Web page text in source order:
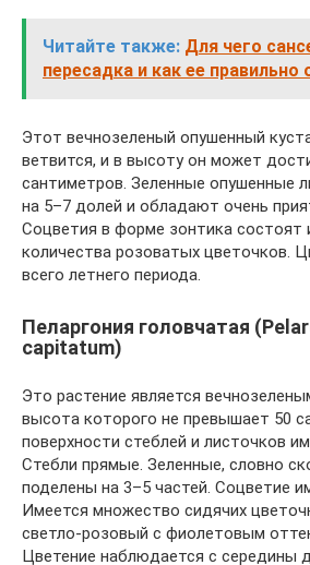
Читайте также: Для чего
пересадка и как ее
Этот вечнозеленый опушенный
ветвится, и в высоту он может
сантиметров. Зеленные опушенные
на 5–7 долей и обладают очень
Соцветия в форме зонтика состоят
количества розоватых цветочков.
всего летнего периода.
Пеларгония головчатая
capitatum)
Это растение является
высота которого не превышает 50
поверхности стеблей и листочков
Стебли прямые. Зеленные, словно
поделены на 3–5 частей. Соцветие
Имеется множество сидячих
светло-розовый с фиолетовым
Цветение наблюдается с середины